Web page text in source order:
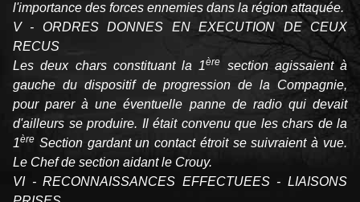
l'importance des forces ennemies dans la région attaquée.
V - ORDRES DONNES EN EXECUTION DE CEUX
RECUS
Les deux chars constituant la 1ère
section agissaient à
gauche du dispositif de progression de la Compagnie,
pour parer à une éventuelle panne de radio qui devait
d'ailleurs se produire. Il était convenu que les chars de la
1ère Section gardant un contact étroit se suivraient à vue.
Le Chef de section aidant le Crouy.
VI - RECONNAISSANCES EFFECTUEES - LIAISONS